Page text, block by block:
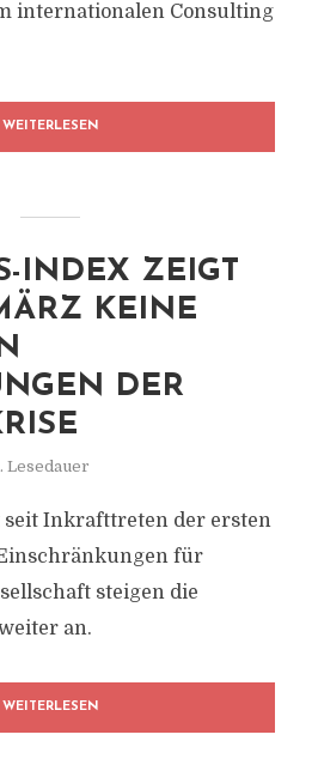
internationalen Consulting
WEITERLESEN
INDEX ZEIGT
KEINE
DER
Lesedauer
seit Inkrafttreten der ersten
für
steigen die
an.
WEITERLESEN